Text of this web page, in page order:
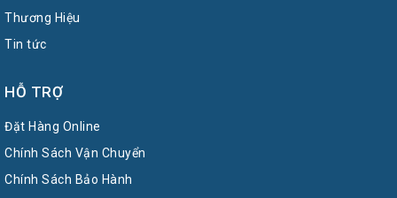
Thương Hiệu
Tin tức
HỖ TRỢ
Đặt Hàng Online
Chính Sách Vận Chuyển
Chính Sách Bảo Hành